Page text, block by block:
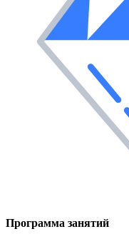
Программа занятий